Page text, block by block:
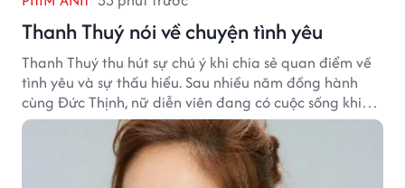
Thanh Thuý nói về chuyện tình yêu
Thanh Thuý thu hút sự chú ý khi chia sẻ quan điểm về
tình yêu và sự thấu hiểu. Sau nhiều năm đồng hành
cùng Đức Thịnh, nữ diễn viên đang có cuộc sống khiến
nhiều khán giả quan tâm.